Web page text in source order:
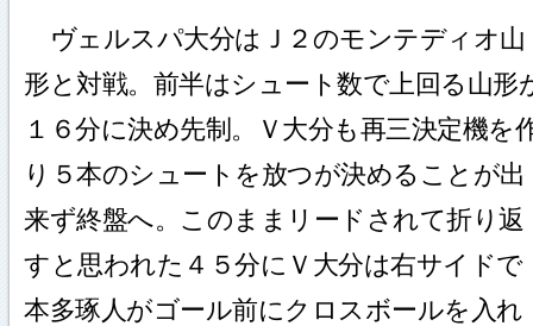
ヴェルスパ大分はＪ２のモンテディオ山
形と対戦。前半はシュート数で上回る山形
１６分に決め先制。Ｖ大分も再三決定機を
り５本のシュートを放つが決めることが出
来ず終盤へ。このままリードされて折り返
すと思われた４５分にＶ大分は右サイドで
本多琢人がゴール前にクロスボールを入れ